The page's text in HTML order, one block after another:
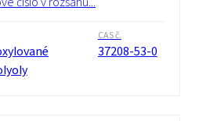
CAS č.
37208-53-0